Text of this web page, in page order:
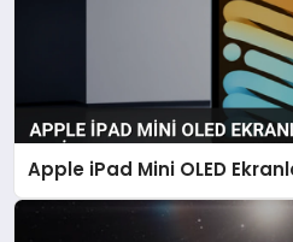
Apple iPad Mini OLED